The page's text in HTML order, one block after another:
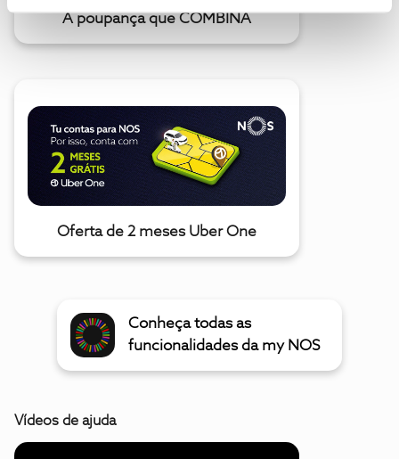
A poupança que COMBINA
Oferta de 2 meses Uber One
Conheça todas as
funcionalidades da my NOS
Vídeos de ajuda